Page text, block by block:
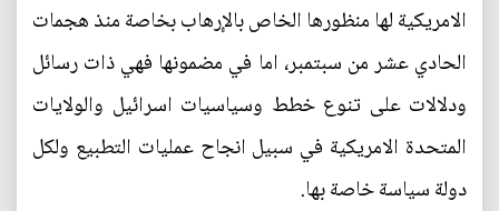
الامريكية لها منظورها الخاص بالإرهاب بخاصة منذ هجمات
الحادي عشر من سبتمبر، اما في مضمونها فهي ذات رسائل
ودلالات على تنوع خطط وسياسيات اسرائيل والولايات
المتحدة الامريكية في سبيل انجاح عمليات التطبيع ولكل
دولة سياسة خاصة بها.